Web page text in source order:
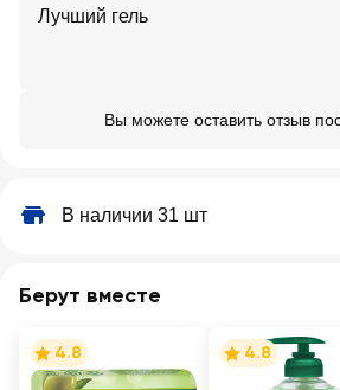
Лучший гель
Вы можете оставить отзыв
В наличии 31 шт
Берут вместе
4.8 4.8